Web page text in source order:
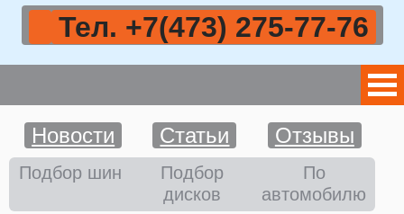
Тел. +7(473) 275-77-76
Шины
Диски
Новости Статьи Отзывы
Подбор шин
Подбор
дисков
По
автомобилю